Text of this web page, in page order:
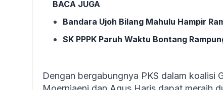
BACA JUGA
Bandara Ujoh Bilang Mahulu Hampir
SK PPPK Paruh Waktu Bontang
Dengan bergabungnya PKS dalam koalisi